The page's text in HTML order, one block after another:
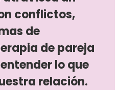
conflictos,
de
de pareja
lo que
relación.